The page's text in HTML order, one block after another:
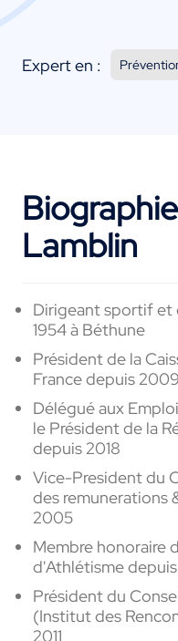
Expert en :
Lamblin
Dirigeant sportif et
1954 à Béthune
Président de la
France depuis 2009
Délégué aux
le Président de la
depuis 2018
Vice-President du
des remunerations
2005
Membre honoraire
d'Athlétisme depuis
Président du
(Institut des
2011